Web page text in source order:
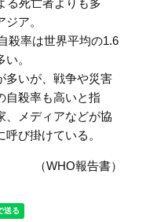
る死亡者よりも多
ア。
殺率は世界平均の1.6
。
多いが、戦争や災害
自殺率も高いと指
、メディアなどが協
び掛けている。
（WHO報告書）